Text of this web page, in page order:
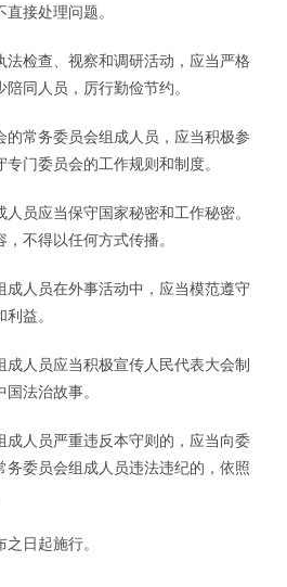
接处理问题。
法检查、视察和调研活动，应当严格
同人员，厉行勤俭节约。
常务委员会组成人员，应当积极参
门委员会的工作规则和制度。
员应当保守国家秘密和工作秘密。
不得以任何方式传播。
人员在外事活动中，应当模范遵守
益。
人员应当积极宣传人民代表大会制
法治故事。
人员严重违反本守则的，应当向委
务委员会组成人员违法违纪的，依照
日起施行。